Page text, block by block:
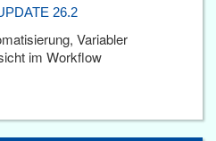
26.2
Variabler
im Workflow